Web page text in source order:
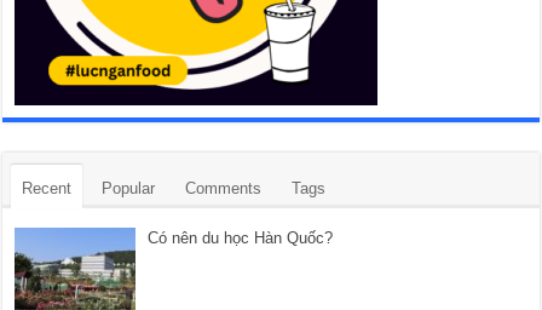
Recent Popular Comments Tags
Có nên du học Hàn Quốc?